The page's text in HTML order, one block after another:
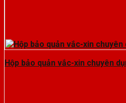
Hộp bảo quản vắc-xin chuyên